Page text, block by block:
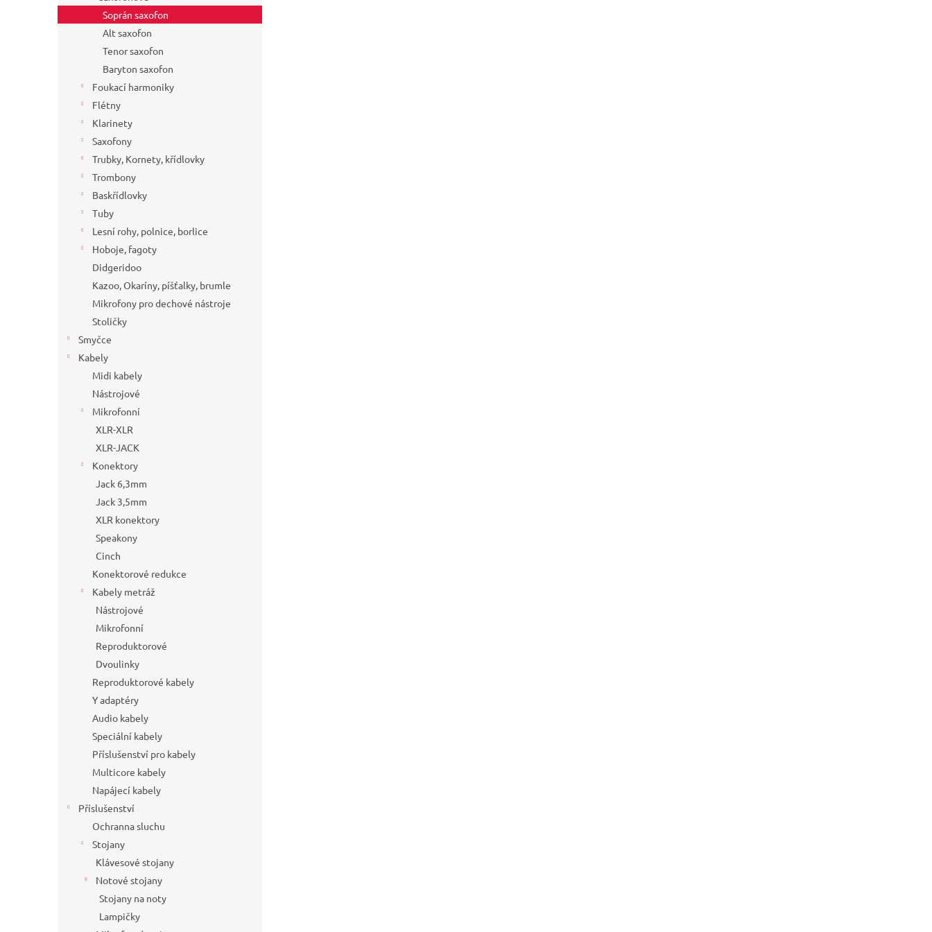
Soprán saxofon
Alt saxofon
Tenor saxofon
Baryton saxofon
Foukací harmoniky
Flétny
Klarinety
Saxofony
Trubky, Kornety, křídlovky
Trombony
Baskřídlovky
Tuby
Lesní rohy, polnice, borlice
Hoboje, fagoty
Didgeridoo
Kazoo, Okaríny, píšťalky, brumle
Mikrofony pro dechové nástroje
Stoličky
Smyčce
Kabely
Midi kabely
Nástrojové
Mikrofonní
XLR-XLR
XLR-JACK
Konektory
Jack 6,3mm
Jack 3,5mm
XLR konektory
Speakony
Cinch
Konektorové redukce
Kabely metráž
Nástrojové
Mikrofonní
Reproduktorové
Dvoulinky
Reproduktorové kabely
Y adaptéry
Audio kabely
Speciální kabely
Příslušenství pro kabely
Multicore kabely
Napájecí kabely
Příslušenství
Ochranna sluchu
Stojany
Klávesové stojany
Notové stojany
Stojany na noty
Lampičky